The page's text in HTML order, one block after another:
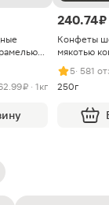
₽ · 1кг
240.74 ₽
Конфеты
мякотью
5· 581
250г